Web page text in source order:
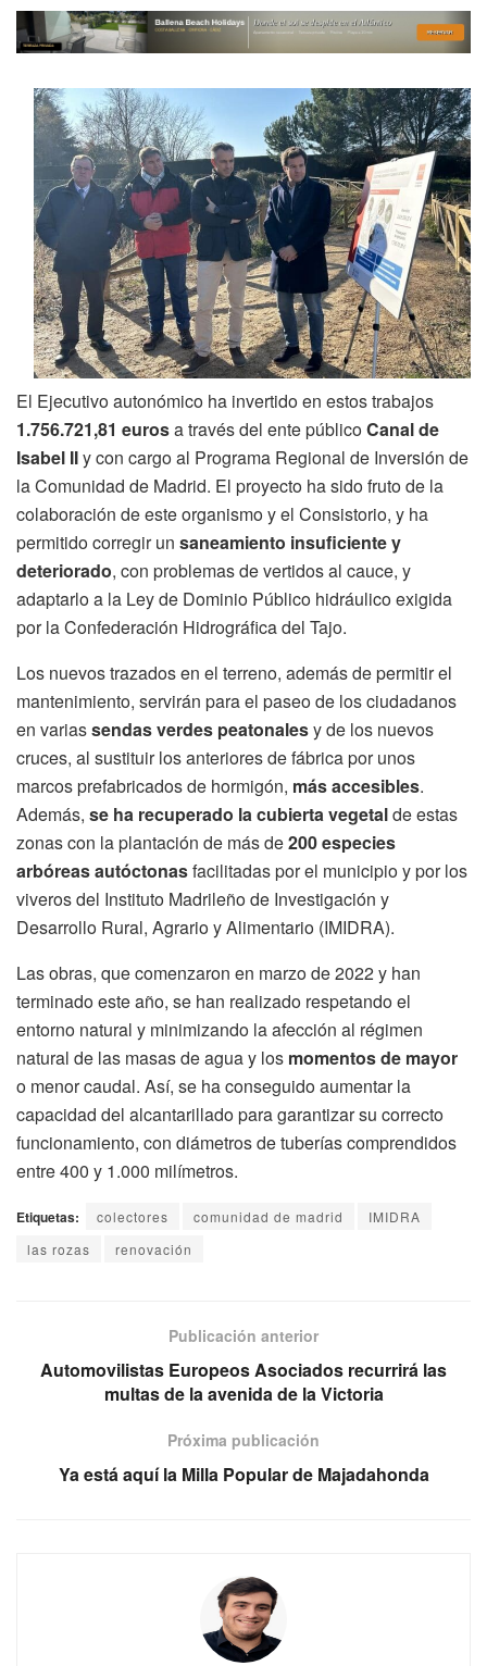
El Ejecutivo autonómico ha invertido en estos trabajos
1.756.721,81 eurosa través del ente públicoCanal de
Isabel IIy con cargo al Programa Regional de Inversión de
la Comunidad de Madrid. El proyecto ha sido fruto de la
colaboración de este organismo y el Consistorio, y ha
permitido corregir un saneamiento insuficiente y
deteriorado, con problemas de vertidos al cauce, y
adaptarlo a la Ley de Dominio Público hidráulico exigida
por la Confederación Hidrográfica del Tajo.
Los nuevos trazados en el terreno, además de permitir el
mantenimiento, servirán para el paseo de los ciudadanos
en variassendas verdes peatonalesy de los nuevos
cruces, al sustituir los anteriores de fábrica por unos
marcos prefabricados de hormigón, más accesibles.
Además, se ha recuperado la cubierta vegetalde estas
zonas con la plantación de más de200 especies
arbóreas autóctonasfacilitadas por el municipio y por los
viveros del Instituto Madrileño de Investigación y
Desarrollo Rural, Agrario y Alimentario (IMIDRA).
Las obras, que comenzaron en marzo de 2022 y han
terminado este año, se han realizado respetando el
entorno natural y minimizando la afección al régimen
natural de las masas de agua y los momentos de mayor
o menor caudal. Así, se ha conseguido aumentar la
capacidad del alcantarillado para garantizar su correcto
funcionamiento, con diámetros de tuberías comprendidos
entre 400 y 1.000 milímetros.
Etiquetas: colectores comunidad de madrid
IMIDRA
las rozas
renovación
Publicación anterior
Automovilistas Europeos Asociados recurrirá las
multas de la avenida de la Victoria
Próxima publicación
Ya está aquí la Milla Popular de Majadahonda